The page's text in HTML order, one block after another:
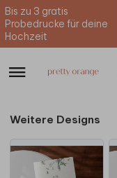
Bis zu 3 gratis
Probedrucke für deine
Hochzeit
Weitere Designs